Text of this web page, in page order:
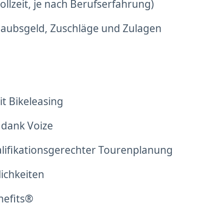
je nach Berufserfahrung)
Zuschläge und Zulagen
Bikeleasing
Voize
Tourenplanung